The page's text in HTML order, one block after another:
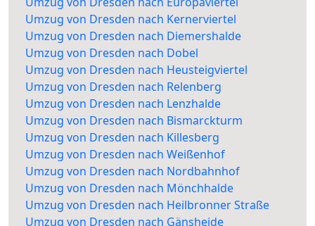
Umzug von Dresden nach Kernerviertel
Umzug von Dresden nach Diemershalde
Umzug von Dresden nach Dobel
Umzug von Dresden nach Heusteigviertel
Umzug von Dresden nach Relenberg
Umzug von Dresden nach Lenzhalde
Umzug von Dresden nach Bismarckturm
Umzug von Dresden nach Killesberg
Umzug von Dresden nach Weißenhof
Umzug von Dresden nach Nordbahnhof
Umzug von Dresden nach Mönchhalde
Umzug von Dresden nach Heilbronner Straße
Umzug von Dresden nach Gänsheide